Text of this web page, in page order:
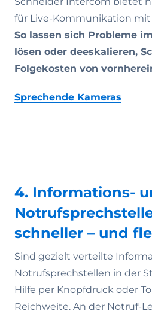
für Live-Kommunikation
So lassen sich Probleme
lösen oder deeskalieren,
Folgekosten von
Sprechende Kameras
4. Informations-
schneller – und
Sind gezielt verteilte
Notrufsprechstellen in der
Hilfe per Knopfdruck oder
Reichweite. An der Notruf-